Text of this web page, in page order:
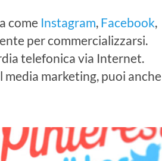
come Instagram, Facebook,
per commercializzarsi.
telefonica via Internet.
marketing, puoi anche